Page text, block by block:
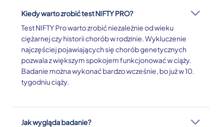
Kiedy warto zrobić test NIFTY PRO?
Test NIFTY Pro warto zrobić niezależnie od wieku
ciężarnej czy historii chorób w rodzinie. Wykluczenie
najczęściej pojawiających się chorób genetycznych
pozwala z większym spokojem funkcjonować w ciąży.
Badanie można wykonać bardzo wcześnie, bo już w 10.
tygodniu ciąży.
Jak wygląda badanie?